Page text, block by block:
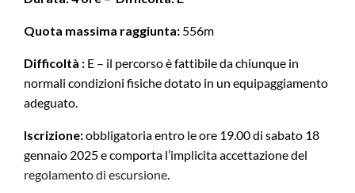
Quota massima raggiunta: 556m
Difficoltà : E – il percorso è fattibile da chiunque in
normali condizioni fisiche dotato in un equipaggiamento
adeguato.
Iscrizione:obbligatoria entro le ore 19.00 di sabato 18
gennaio 2025 e comporta l’implicita accettazione del
regolamento di escursione.